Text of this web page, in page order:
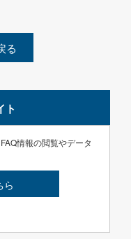
る
ト
情報の閲覧やデータ
ら